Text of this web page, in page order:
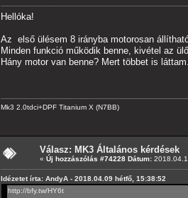
Hellóka!
Az első ülésem 8 irányba motorosan
Minden funkció működik benne, kivétel az
Hány motor van benne? Mert többet is
Mk3 2.0tdci+DPF Titanium X (N7BB)
Válasz: MK3 Általános kérdések
« Új hozzászólás #74228 Dátum:
Idézetet írta: AndyA - 2018.04.09 hétfő, 15:38:52
http://bfy.tw/HY6t